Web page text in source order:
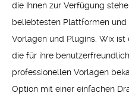
die Ihnen zur Verfügung
beliebtesten Plattformen
Vorlagen und Plugins. Wix
die für ihre
professionellen Vorlagen
Option mit einer einfachen